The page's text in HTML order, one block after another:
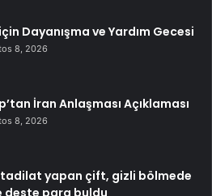
Dayanışma ve Yardım Gecesi
8, 2026
İran Anlaşması Açıklaması
8, 2026
tadilat yapan çift, gizli bölmede
deste para buldu